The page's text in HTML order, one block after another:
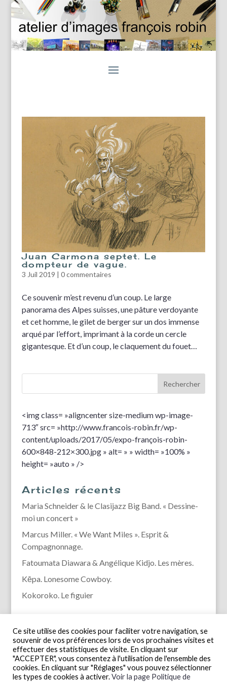
Juan Carmona septet. Le
dompteur de vague.
3 Juil 2019 | 0 commentaires
Ce souvenir m’est revenu d’un coup. Le large
panorama des Alpes suisses, une pâture verdoyante
et cet homme, le gilet de berger sur un dos immense
arqué par l’effort, imprimant à la corde un cercle
gigantesque. Et d’un coup, le claquement du fouet…
<img class= »aligncenter size-medium wp-image-
713″ src= »http://www.francois-robin.fr/wp-
content/uploads/2017/05/expo-françois-robin-
600×848-212×300.jpg » alt= » » width= »100% »
height= »auto » />
Articles récents
Maria Schneider & le Clasijazz Big Band. « Dessine-
moi un concert »
Marcus Miller. « We Want Miles ». Esprit &
Compagnonnage.
Fatoumata Diawara & Angélique Kidjo. Les mères.
Kēpa. Lonesome Cowboy.
Kokoroko. Le figuier
Ce site utilise des cookies pour faciliter votre navigation, se
souvenir de vos préférences lors de vos prochaines visites et
effectuer des statistiques de visite. En cliquant sur
"ACCEPTER", vous consentez à l'utilisation de l'ensemble des
cookies. En cliquant sur "Réglages" vous pouvez sélectionner
les types de cookies à activer.Voir la page Politique de